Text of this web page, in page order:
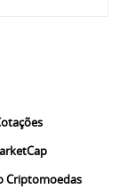
Criptomoedas